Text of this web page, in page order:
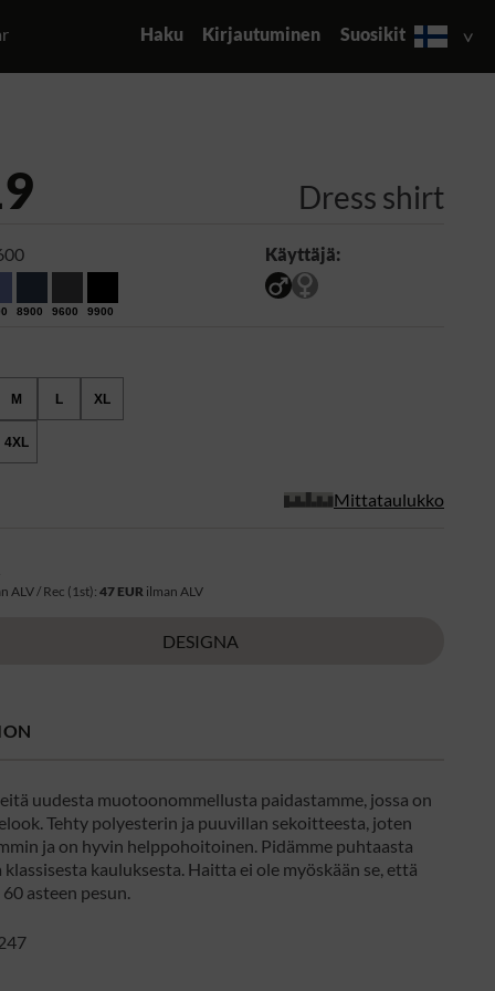
Haku Kirjautuminen Suosikit
Dress shirt
8900 9600 9900
Käyttäjä:
M L XL
4XL
Mittataulukko
ALV / Rec (1st):47 EUR ilman ALV
DESIGNA
uudesta muotoonommellusta paidastamme, jossa on
Tehty polyesterin ja puuvillan sekoitteesta, joten
ja on hyvin helppohoitoinen. Pidämme puhtaasta
klassisesta kauluksesta. Haitta ei ole myöskään se, että
asteen pesun.